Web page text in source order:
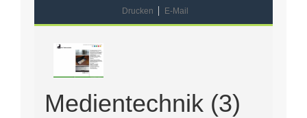
Drucken E-Mail
Medientechnik (3)